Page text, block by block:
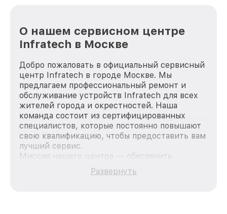
О нашем сервисном центре
Infratech в Москве
Добро пожаловать в официальный сервисный
центр Infratech в городе Москве. Мы
предлагаем профессиональный ремонт и
обслуживание устройств Infratech для всех
жителей города и окрестностей. Наша
команда состоит из сертифицированных
специалистов, которые постоянно повышают
свою квалификацию, чтобы предоставить вам
лучший сервис.
Миссия нашего центра — обеспечить
качественный и доступный ремонт для
каждого пользователя продукции Infratech,
Развернуть